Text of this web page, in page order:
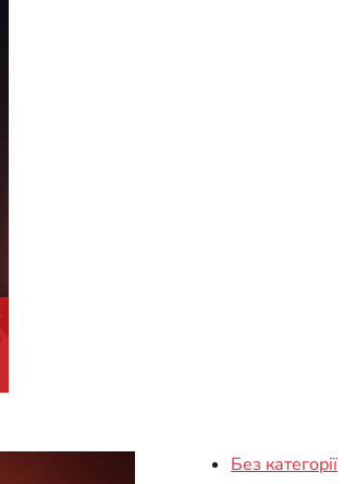
Без категорії